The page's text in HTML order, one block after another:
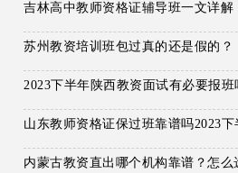
吉林高中教师资格证辅导班一文详解
苏州教资培训班包过真的还是假的？
2023下半年陕西教资面试有必要报班
山东教师资格证保过班靠谱吗2023下
内蒙古教资直出哪个机构靠谱？怎么